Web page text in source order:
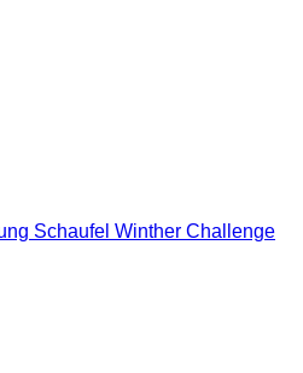
Schaufel Winther Challenge